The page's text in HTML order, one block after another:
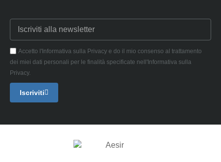
Accetto l'Informativa sulla Privacy e do il mio consenso al trattamento
dei miei dati personali per le finalità specificate nell'Informativa sulla
Privacy.
Iscriviti